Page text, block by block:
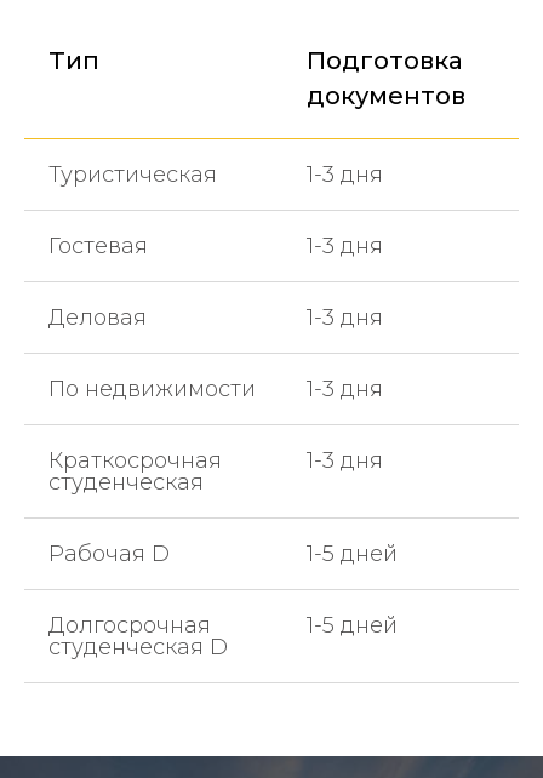
Тип
Подготовка
документов
Туристическая 1-3 дня
Гостевая 1-3 дня
Деловая 1-3 дня
По недвижимости 1-3 дня
Краткосрочная
студенческая
1-3 дня
Рабочая D 1-5 дней
Долгосрочная
студенческая D
1-5 дней